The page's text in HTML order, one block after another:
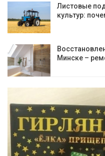
Листовые
культур:
Минске –